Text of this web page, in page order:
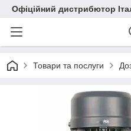
Офіційний дистрибютор
Товари та послуги